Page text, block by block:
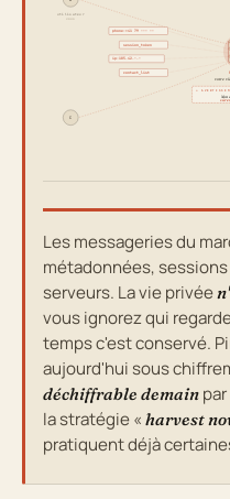
utilisateur
C
votre
⚠
Non
phone:+41 79 ••• ••
session_token
ip:185.42.•.•
contact_list
Les messageries du
métadonnées,
serveurs. La vie privée
vous ignorez qui
temps c'est conservé.
aujourd'hui sous
déchiffrable demain
la stratégie « harvest
pratiquent déjà